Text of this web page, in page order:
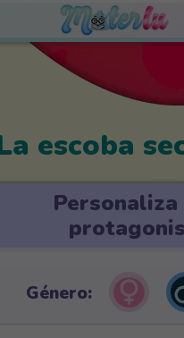
escoba
Personaliza
Género: